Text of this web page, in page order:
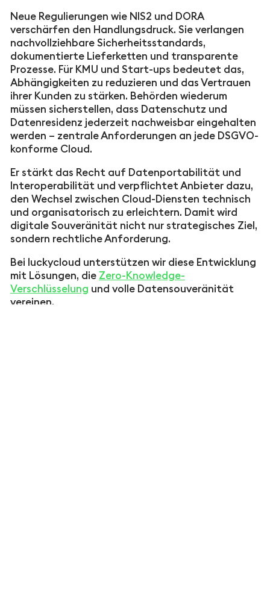
Neue Regulierungen wie NIS2 und DORA
verschärfen den Handlungsdruck. Sie verlangen
nachvollziehbare Sicherheitsstandards,
dokumentierte Lieferketten und transparente
Prozesse. Für KMU und Start-ups bedeutet das,
Abhängigkeiten zu reduzieren und das Vertrauen
ihrer Kunden zu stärken. Behörden wiederum
müssen sicherstellen, dass Datenschutz und
Datenresidenz jederzeit nachweisbar eingehalten
werden – zentrale Anforderungen an jede DSGVO-
konforme Cloud.
Er stärkt das Recht auf Datenportabilität und
Interoperabilität und verpflichtet Anbieter dazu,
den Wechsel zwischen Cloud-Diensten technisch
und organisatorisch zu erleichtern. Damit wird
digitale Souveränität nicht nur strategisches Ziel,
sondern rechtliche Anforderung.
Bei luckycloud unterstützen wir diese Entwicklung
mit Lösungen, die Zero-Knowledge-
Verschlüsselung und volle Datensouveränität
vereinen.